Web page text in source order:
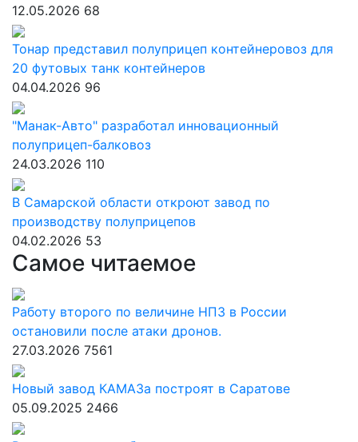
12.05.2026 68
Тонар представил полуприцеп контейнеровоз для
20 футовых танк контейнеров
04.04.2026 96
"Манак-Авто" разработал инновационный
полуприцеп-балковоз
24.03.2026 110
В Самарской области откроют завод по
производству полуприцепов
04.02.2026 53
Самое читаемое
Работу второго по величине НПЗ в России
остановили после атаки дронов.
27.03.2026 7561
Новый завод КАМАЗа построят в Саратове
05.09.2025 2466